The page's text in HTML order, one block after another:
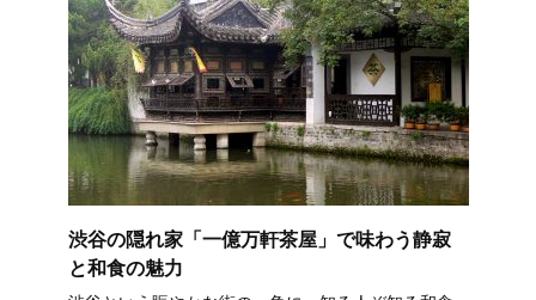
渋谷の隠れ家「一億万軒茶屋」で味わう静寂
と和食の魅力